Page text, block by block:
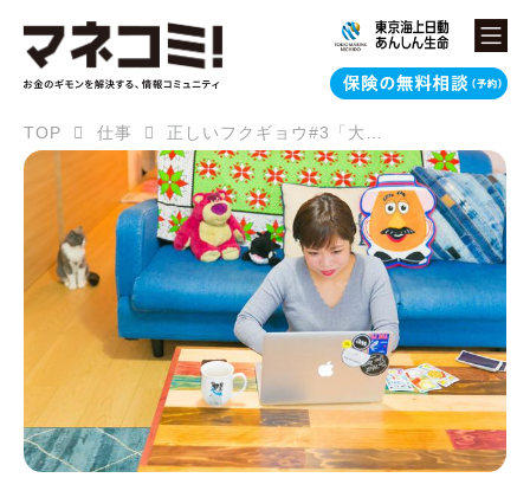
TOP 仕事 正しいフクギョウ#3「大失恋がきっかけで占い師に」逆境からキャリアを拓いたパラレルワーカー